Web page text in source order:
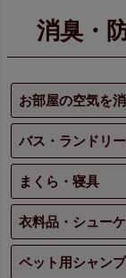
消臭・
お部屋の空気を
バス・ランドリ
まくら・寝具
衣料品・シュー
ペット用シャン